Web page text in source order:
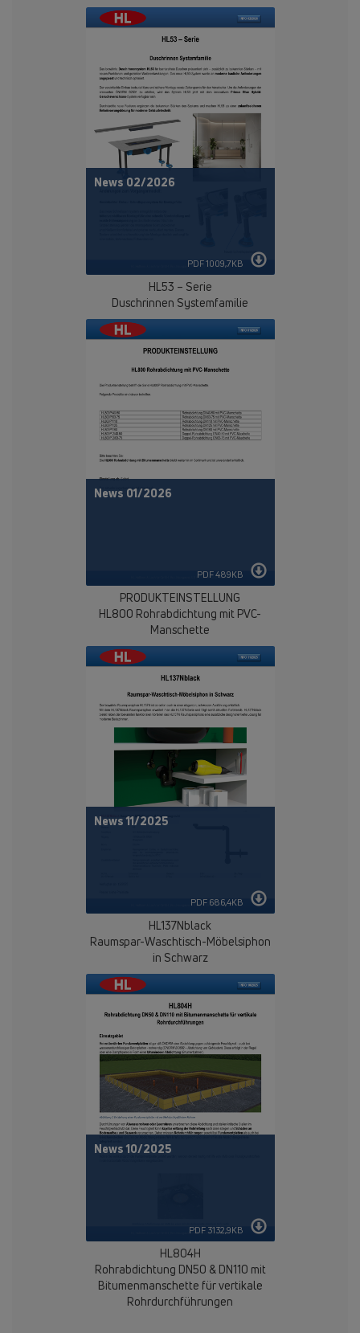
News 02/2026
PDF 1009,7KB
HL53 – Serie
Duschrinnen Systemfamilie
News 01/2026
PDF 489KB
PRODUKTEINSTELLUNG
HL800 Rohrabdichtung mit PVC-
Manschette
News 11/2025
PDF 686,4KB
HL137Nblack
Raumspar-Waschtisch-Möbelsiphon
in Schwarz
News 10/2025
PDF 3132,9KB
HL804H
Rohrabdichtung DN50 & DN110 mit
Bitumenmanschette für vertikale
Rohrdurchführungen